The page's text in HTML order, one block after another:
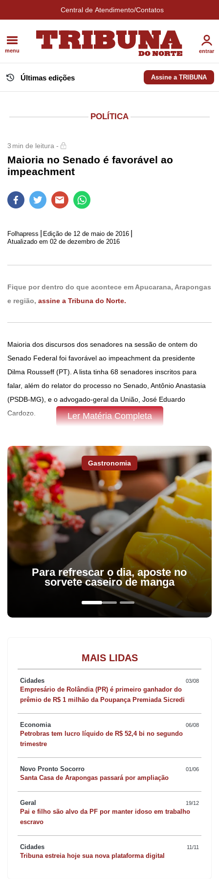
Central de Atendimento/Contatos
menu entrar
Últimas edições Assine a TRIBUNA
POLÍTICA
3 min de leitura -
Maioria no Senado é favorável ao
impeachment
Folhapress Edição de 12 de maio de 2016
Atualizado em 02 de dezembro de 2016
Fique por dentro do que acontece em Apucarana, Arapongas
e região, assine a Tribuna do Norte.
Maioria dos discursos dos senadores na sessão de ontem do
Senado Federal foi favorável ao impeachment da presidente
Dilma Rousseff (PT). A lista tinha 68 senadores inscritos para
falar, além do relator do processo no Senado, Antônio Anastasia
(PSDB-MG), e o advogado-geral da União, José Eduardo
Cardozo.
começou com uma hora de atraso e já teve intervenções do PT
logo no início, que apresentou questionamentos e pedidos de
suspensão dos trabalhos até que o ministro do Supremo Tribunal
Federal (STF), Teori Zavascki, analisasse a ação da defesa de
Dilma sobre a reviravolta do impeachment dos últimos dias.
todas as tentativas de intervenção na sessão, alegando que
cumpriu tudo o que está previsto no regimento, na lei 1.079/50,
que regulamenta o impeachment, e a Constituição Federal, bem
como o rito imposto pelo STF.
Câmara, o partido da senadora orientou voto a favor do
impeachment de Dilma. Ao falar, ela citou os níveis de
hora que a população sabe o preço e o curso das tais pedaladas
fiscais”.
Mencionando o pronunciamento do papa Francisco, que pediu
Ler Matéria Completa
Gastronomia
Para refrescar o dia, aposte no
sorvete caseiro de manga
MAIS LIDAS
Cidades 03/08
Empresário de Rolândia (PR) é primeiro ganhador do
prêmio de R$ 1 milhão da Poupança Premiada Sicredi
Economia 06/08
Petrobras tem lucro líquido de R$ 52,4 bi no segundo
trimestre
Novo Pronto Socorro 01/06
Santa Casa de Arapongas passará por ampliação
Geral 19/12
Pai e filho são alvo da PF por manter idoso em trabalho
escravo
Cidades 11/11
Tribuna estreia hoje sua nova plataforma digital